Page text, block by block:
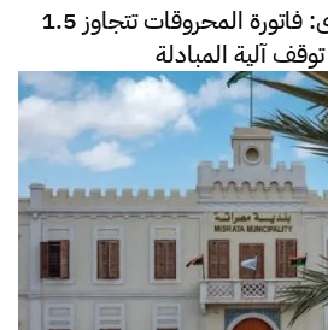
خاص.. مصادر لصدى: فاتورة المحروقات تتجاوز 1.5
آلية المبادلة